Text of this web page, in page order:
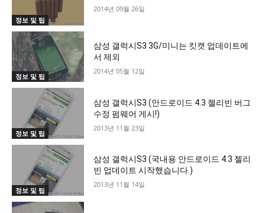
정보 및 팁
2014년 09월 26일
정보 및 팁
삼성 갤럭시S3 3G/미니는 킷캣 업데이트에
서 제외
2014년 05월 12일
정보 및 팁
삼성 갤럭시S3 (안드로이드 4.3 젤리빈 버그
수정 펌웨어 게시!)
2013년 11월 23일
정보 및 팁
삼성 갤럭시S3 (국내용 안드로이드 4.3 젤리
빈 업데이트 시작했습니다.)
2013년 11월 14일